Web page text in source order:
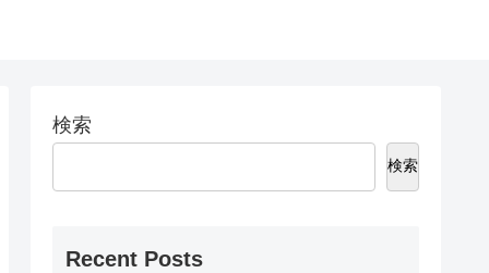
検索
検索
Recent Posts